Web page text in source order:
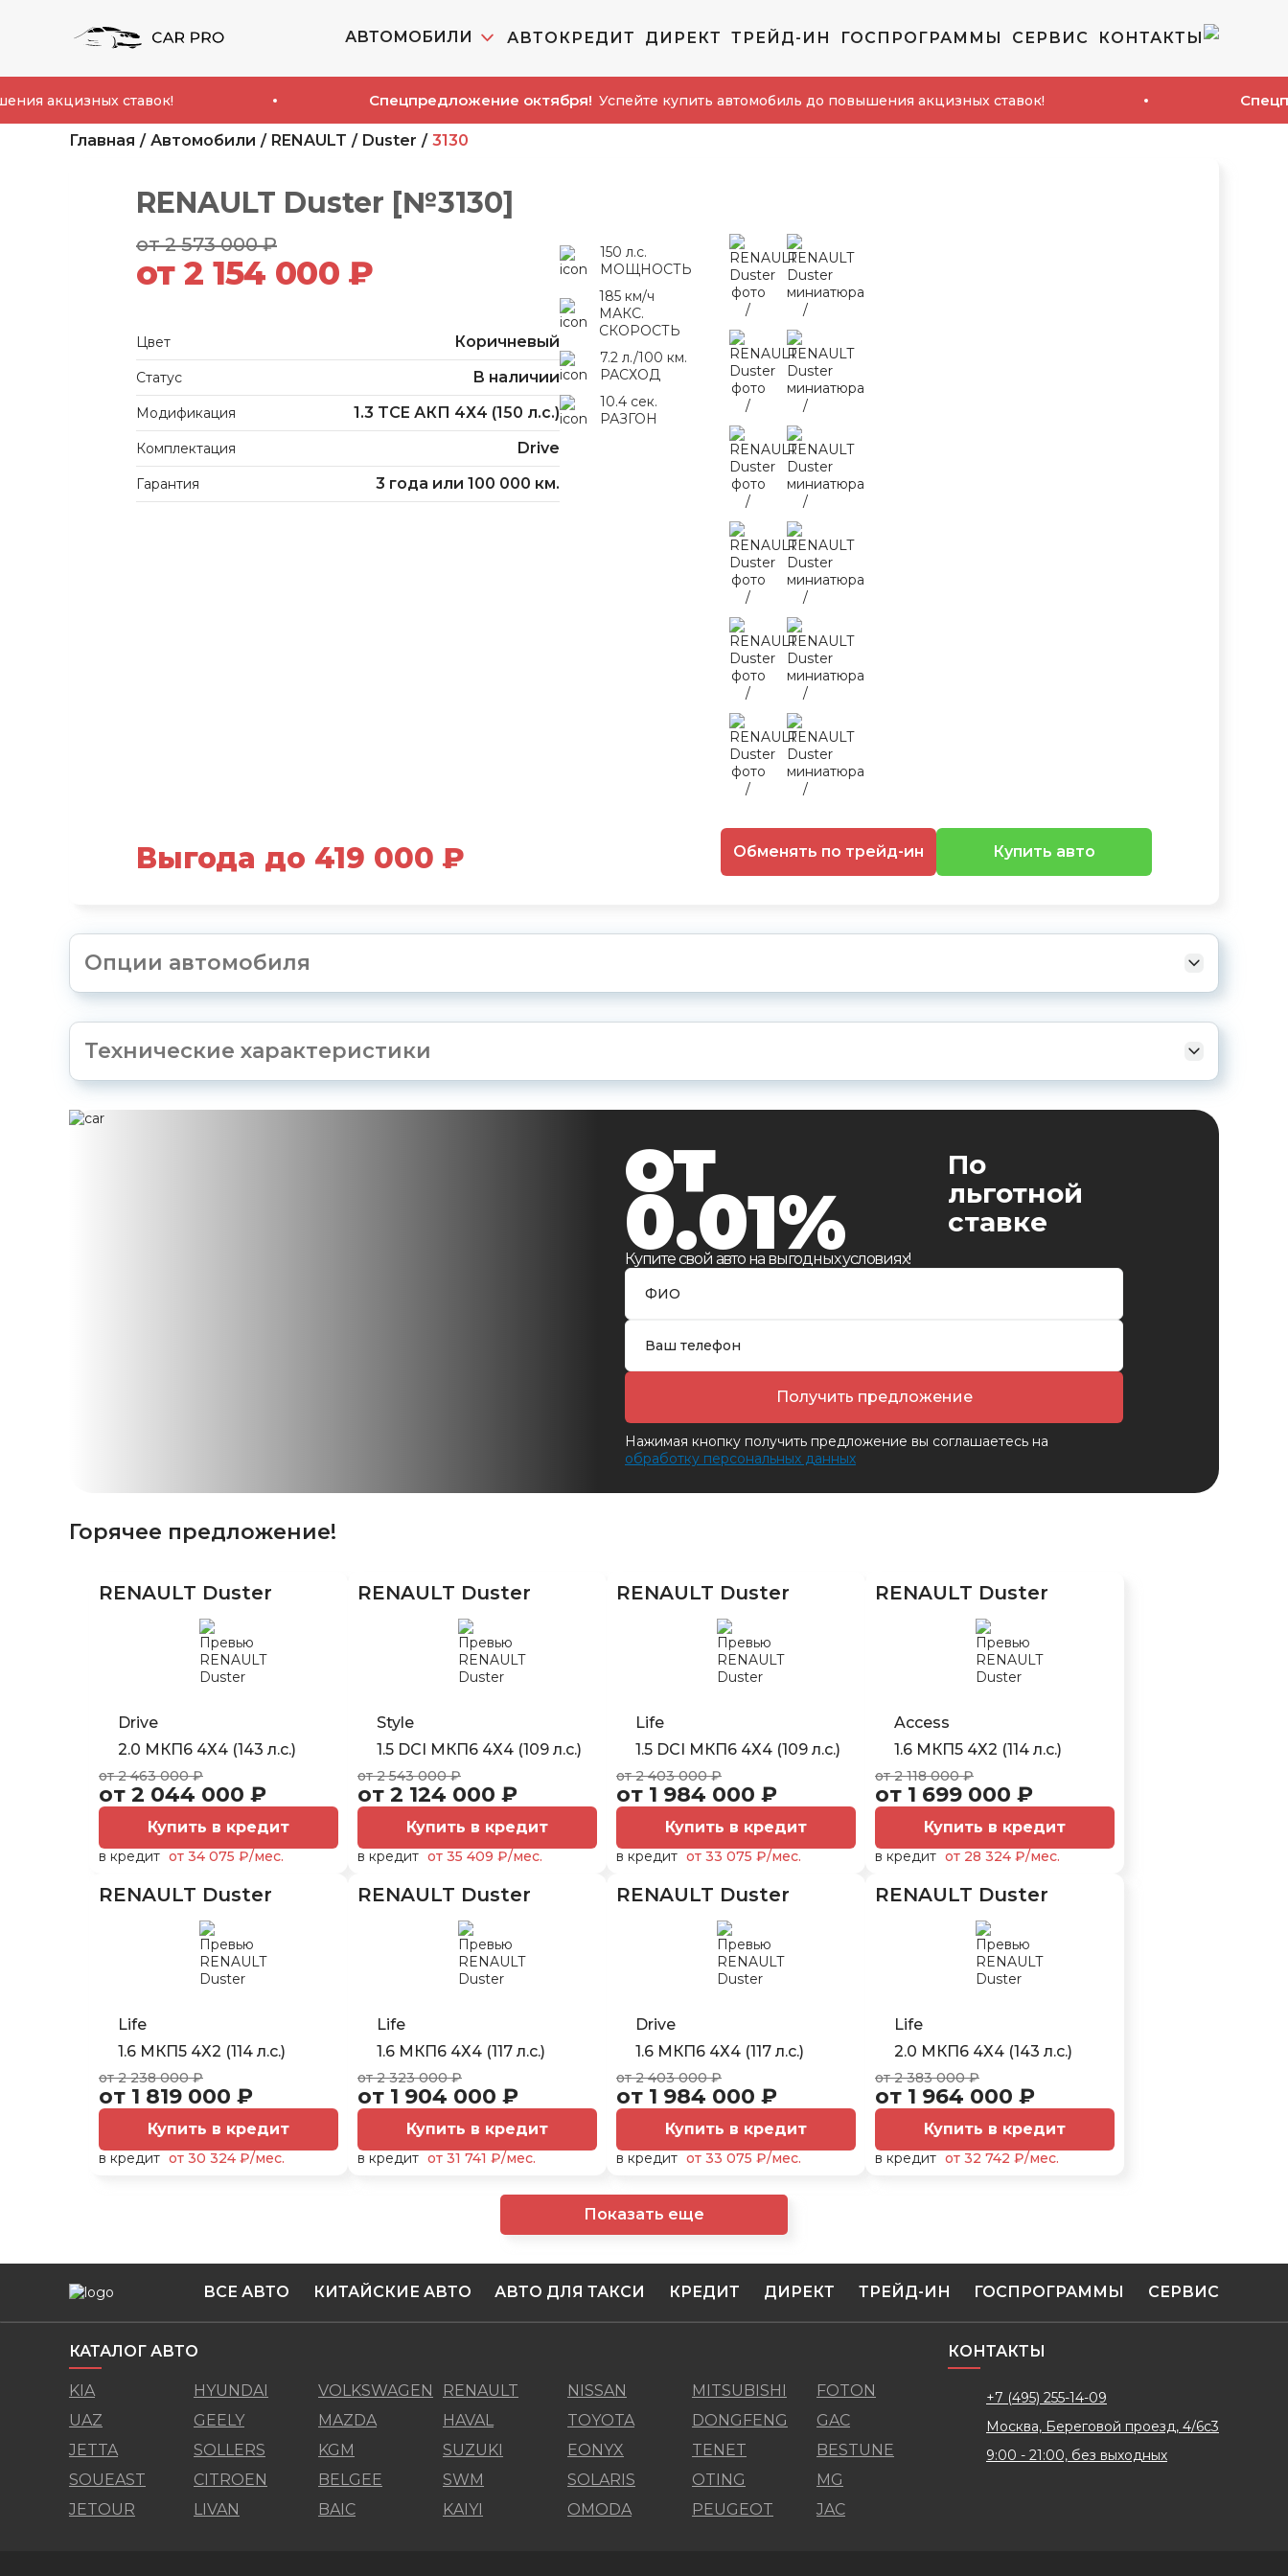
АВТОМОБИЛИ АВТОКРЕДИТ ДИРЕКТ ТРЕЙД-ИН ГОСПРОГРАММЫ СЕРВИС КОНТАКТЫ
ставок! Спецпредложение октября!Успейте купить автомобиль до повышения акцизных ставок!
Главная Автомобили RENAULT Duster 3130
RENAULT Duster [№3130]
от 2 573 000 ₽
от 2 154 000 ₽
Выгода до 419 000 ₽ Обменять по трейд-ин Купить авто
Цвет Коричневый
Статус В наличии
Модификация 1.3 TCE АКП 4Х4 (150 л.с.)
Комплектация Drive
Гарантия 3 года или 100 000 км.
150 л.с.
МОЩНОСТЬ
185 км/ч
МАКС.
СКОРОСТЬ
7.2 л./100 км.
РАСХОД
10.4 сек.
РАЗГОН
Опции автомобиля
Технические характеристики
от
0.01%
По
льготной
ставке
Купите свой авто на выгодных условиях!
Получить предложение
Нажимая кнопку получить предложение вы соглашаетесь на
обработку персональных данных
Горячее предложение!
RENAULT Duster
Drive
2.0 МКП6 4Х4 (143 л.с.)
от 2 463 000 ₽
от 2 044 000 ₽
Купить в кредит
в кредит от 34 075 ₽/мес.
RENAULT Duster
Style
1.5 DCI МКП6 4Х4 (109 л.с.)
от 2 543 000 ₽
от 2 124 000 ₽
Купить в кредит
в кредит от 35 409 ₽/мес.
RENAULT Duster
Life
1.5 DCI МКП6 4Х4 (109 л.с.)
от 2 403 000 ₽
от 1 984 000 ₽
Купить в кредит
в кредит от 33 075 ₽/мес.
RENAULT Duster
Access
1.6 МКП5 4Х2 (114 л.с.)
от 2 118 000 ₽
от 1 699 000 ₽
Купить в кредит
в кредит от 28 324 ₽/мес.
RENAULT Duster
Life
1.6 МКП5 4Х2 (114 л.с.)
от 2 238 000 ₽
от 1 819 000 ₽
Купить в кредит
в кредит от 30 324 ₽/мес.
RENAULT Duster
Life
1.6 МКП6 4Х4 (117 л.с.)
от 2 323 000 ₽
от 1 904 000 ₽
Купить в кредит
в кредит от 31 741 ₽/мес.
RENAULT Duster
Drive
1.6 МКП6 4Х4 (117 л.с.)
от 2 403 000 ₽
от 1 984 000 ₽
Купить в кредит
в кредит от 33 075 ₽/мес.
RENAULT Duster
Life
2.0 МКП6 4Х4 (143 л.с.)
от 2 383 000 ₽
от 1 964 000 ₽
Купить в кредит
в кредит от 32 742 ₽/мес.
Показать еще
ВСЕ АВТО КИТАЙСКИЕ АВТО АВТО ДЛЯ ТАКСИ КРЕДИТ ДИРЕКТ ТРЕЙД-ИН ГОСПРОГРАММЫ СЕРВИС
КАТАЛОГ АВТО
KIA HYUNDAI VOLKSWAGEN RENAULT NISSAN MITSUBISHI
FOTON
UAZ
GEELY MAZDA HAVAL TOYOTA DONGFENG
GAC
JETTA
SOLLERS KGM SUZUKI EONYX TENET
BESTUNE
SOUEAST
CITROEN BELGEE SWM SOLARIS OTING
MG
JETOUR
LIVAN BAIC KAIYI OMODA PEUGEOT JAC
КОНТАКТЫ
+7 (495) 255-14-09
Москва, Береговой проезд, 4/6с3
9:00 - 21:00, без выходных